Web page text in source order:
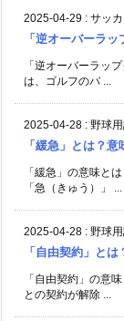
2025-04-29 : サッ
「逆オーバーラ
「逆オーバーラッ
は、ゴルフのパ ...
2025-04-28 : 野球
「緩急」とは？
「緩急」の意味と
「急（きゅう）」 ...
2025-04-28 : 野球
「自由契約」と
「自由契約」の意
との契約が解除 ...